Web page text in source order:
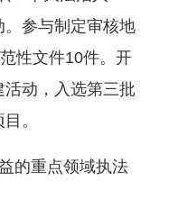
。参与制定审核地
性文件10件。开
动，入选第三批
。
重点领域执法